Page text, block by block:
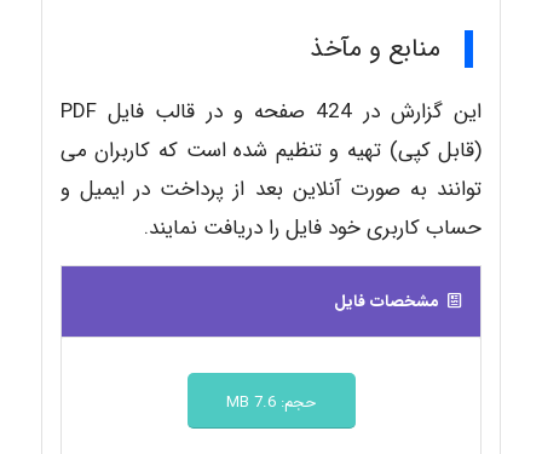
منابع و مآخذ
این گزارش در 424 صفحه و در قالب فایل PDF
(قابل کپی) تهیه و تنظیم شده است که کاربران می
توانند به صورت آنلاین بعد از پرداخت در ایمیل و
حساب کاربری خود فایل را دریافت نمایند.
مشخصات فایل
حجم: 7.6 MB